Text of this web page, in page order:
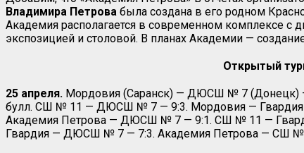
Владимира Петрова была создана в его родном
Академия располагается в современном комплексе с
экспозицией и столовой. В планах Академии —
Открытый
25 апреля. Мордовия (Саранск) — ДЮСШ № 7 (Донецк) —
булл. СШ № 11 — ДЮСШ № 7 — 9:3. Мордовия — Гвардия
Академия Петрова — ДЮСШ № 7 — 9:1. СШ № 11 —
Гвардия — ДЮСШ № 7 — 7:3. Академия Петрова — СШ №